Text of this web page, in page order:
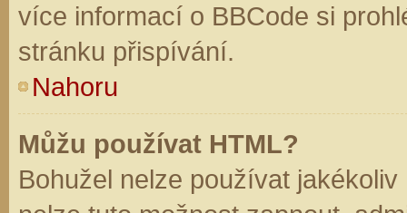
více informací o BBCode si
stránku přispívání.
Nahoru
Můžu používat HTML?
Bohužel nelze používat